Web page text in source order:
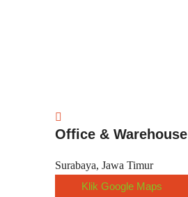
Office & Warehouse
Surabaya, Jawa Timur
Klik Google Maps